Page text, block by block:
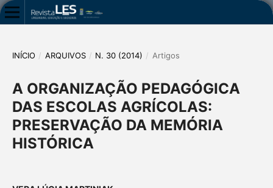
INÍCIO / ARQUIVOS / N. 30 (2014) / Artigos
A ORGANIZAÇÃO PEDAGÓGICA
DAS ESCOLAS AGRÍCOLAS:
PRESERVAÇÃO DA MEMÓRIA
HISTÓRICA